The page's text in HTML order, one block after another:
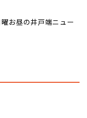
お昼の井戸端ニュー